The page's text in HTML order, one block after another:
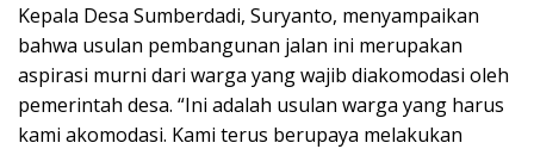
Kepala Desa Sumberdadi, Suryanto, menyampaikan
bahwa usulan pembangunan jalan ini merupakan
aspirasi murni dari warga yang wajib diakomodasi oleh
pemerintah desa. “Ini adalah usulan warga yang harus
kami akomodasi. Kami terus berupaya melakukan